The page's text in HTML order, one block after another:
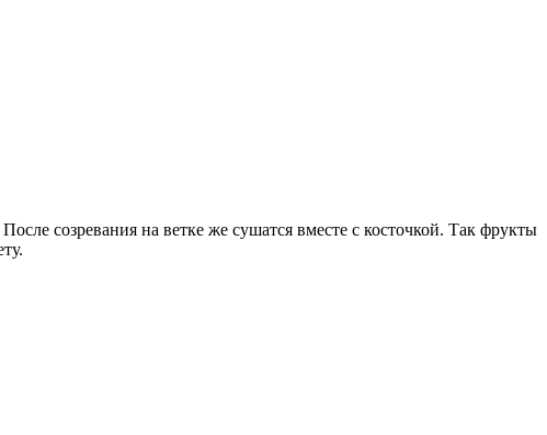
созревания на ветке же сушатся вместе с косточкой. Так фрукты